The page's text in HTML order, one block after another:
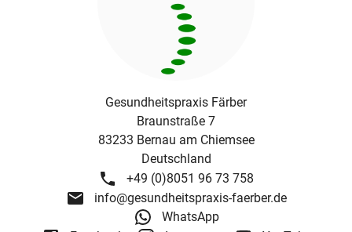
Gesundheitspraxis Färber
Braunstraße 7
83233 Bernau am Chiemsee
Deutschland
+49 (0)8051 96 73 758
info@gesundheitspraxis-faerber.de
WhatsApp